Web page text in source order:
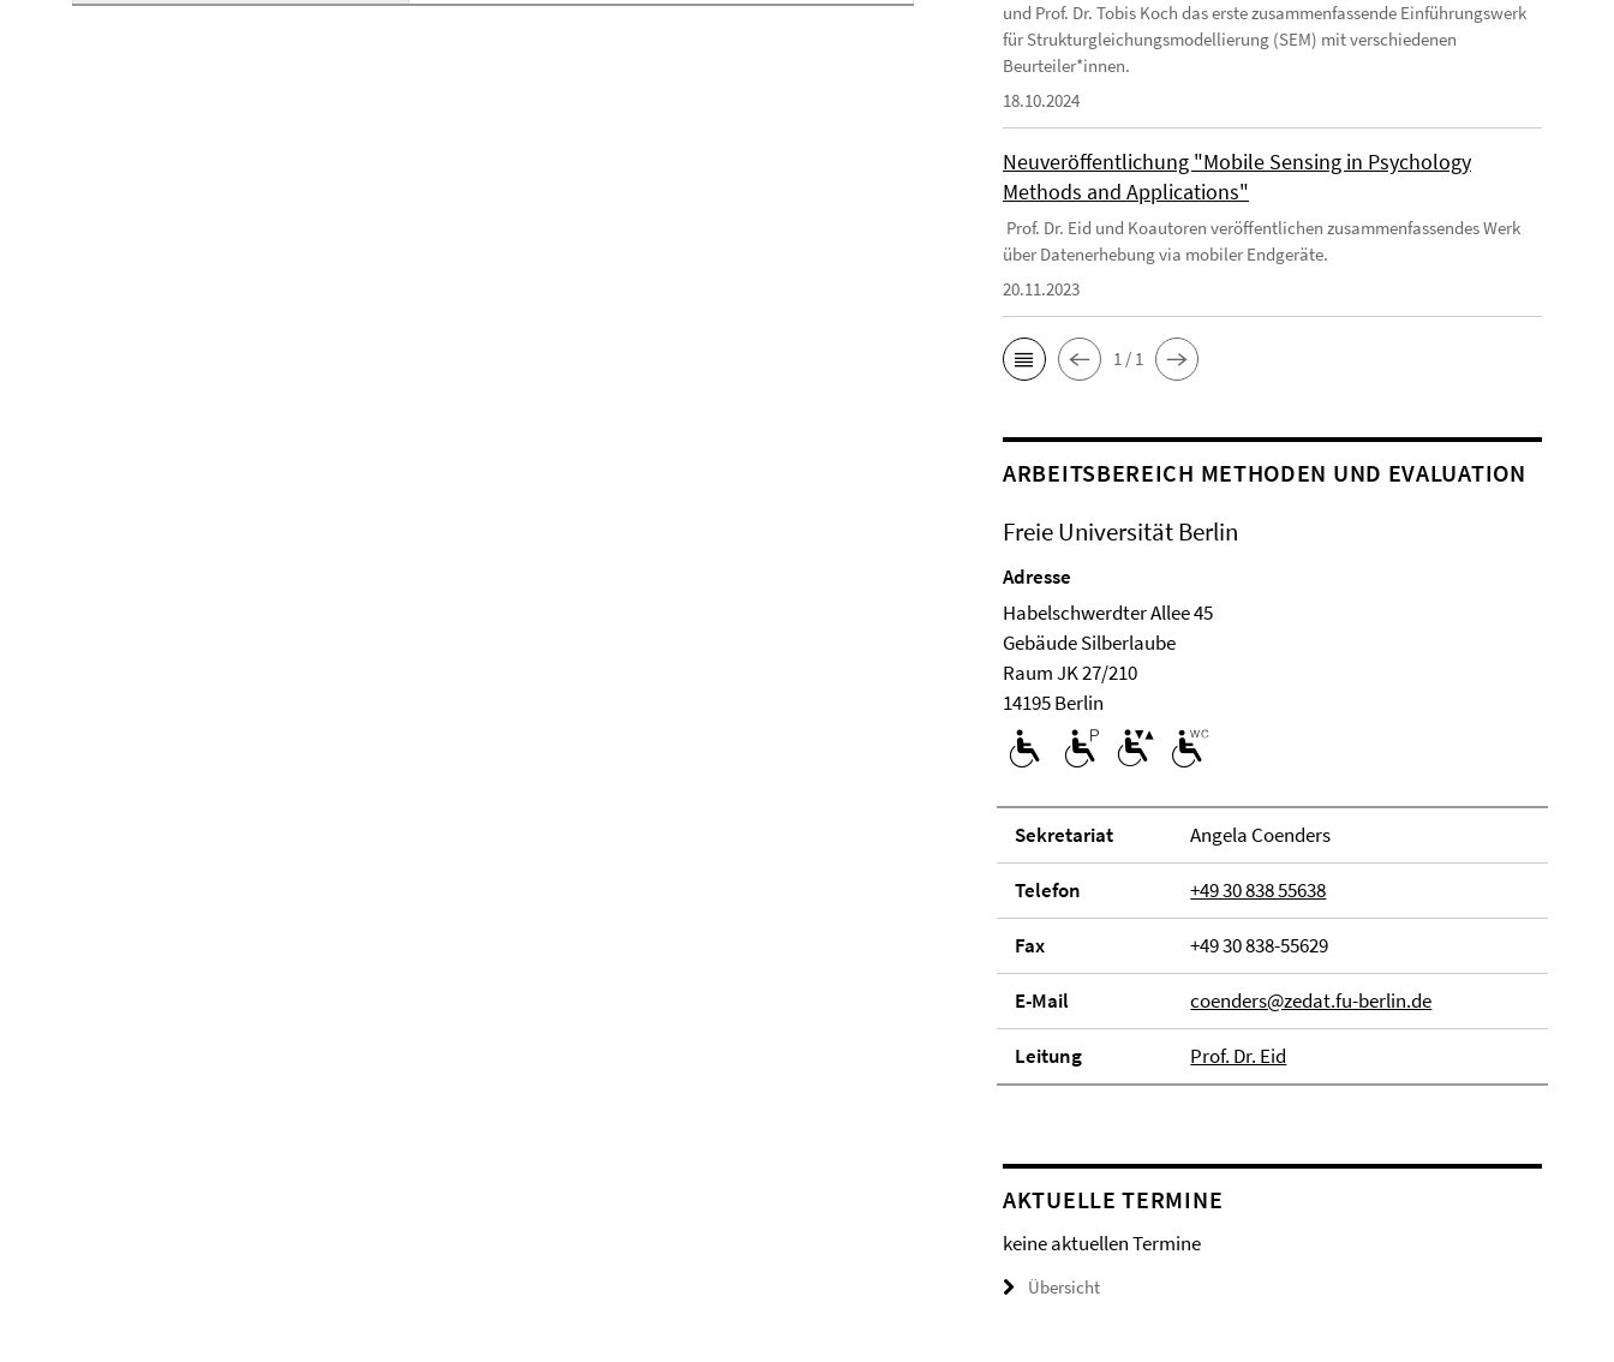
und Prof. Dr. Tobis Koch das erste zusammenfassende Einführungswerk
für Strukturgleichungsmodellierung (SEM) mit verschiedenen
Beurteiler*innen.
18.10.2024
Neuveröffentlichung "Mobile Sensing in Psychology
Methods and Applications"
Prof. Dr. Eid und Koautoren veröffentlichen zusammenfassendes Werk
über Datenerhebung via mobiler Endgeräte.
20.11.2023
1 / 1
ARBEITSBEREICH METHODEN UND EVALUATION
Freie Universität Berlin
Adresse
Habelschwerdter Allee 45
Ge­bäude Silberlaube
Raum JK 27/210
14195 Berlin
Se­kre­ta­ri­at Angela Coenders
Telefon +49 30 838 55638
Fax +49 30 838-55629
E-Mail coenders@zedat.fu-berlin.de
Lei­tung Prof. Dr. Eid
AKTUELLE TERMINE
keine aktuellen Termine
Übersicht